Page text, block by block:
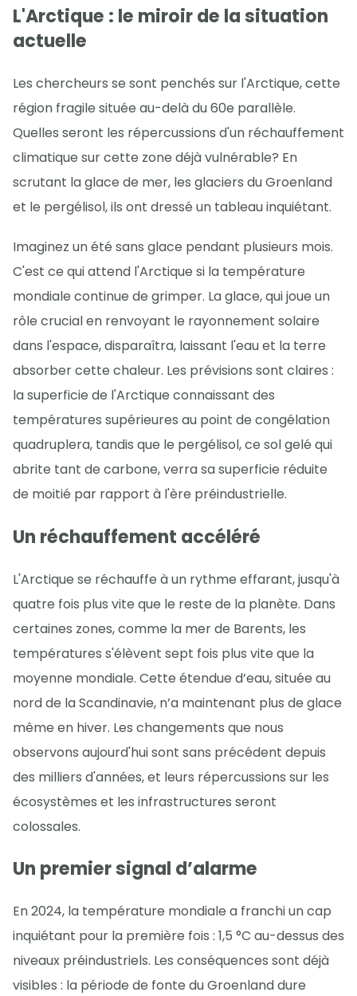
L'Arctique : le miroir de la situation
actuelle
Les chercheurs se sont penchés sur l'Arctique, cette
région fragile située au-delà du 60e parallèle.
Quelles seront les répercussions d'un réchauffement
climatique sur cette zone déjà vulnérable? En
scrutant la glace de mer, les glaciers du Groenland
et le pergélisol, ils ont dressé un tableau inquiétant.
Imaginez un été sans glace pendant plusieurs mois.
C'est ce qui attend l'Arctique si la température
mondiale continue de grimper. La glace, qui joue un
rôle crucial en renvoyant le rayonnement solaire
dans l'espace, disparaîtra, laissant l'eau et la terre
absorber cette chaleur. Les prévisions sont claires :
la superficie de l'Arctique connaissant des
températures supérieures au point de congélation
quadruplera, tandis que le pergélisol, ce sol gelé qui
abrite tant de carbone, verra sa superficie réduite
de moitié par rapport à l'ère préindustrielle.
Un réchauffement accéléré
L'Arctique se réchauffe à un rythme effarant, jusqu'à
quatre fois plus vite que le reste de la planète. Dans
certaines zones, comme la mer de Barents, les
températures s'élèvent sept fois plus vite que la
moyenne mondiale. Cette étendue d’eau, située au
nord de la Scandinavie, n’a maintenant plus de glace
même en hiver. Les changements que nous
observons aujourd'hui sont sans précédent depuis
des milliers d'années, et leurs répercussions sur les
écosystèmes et les infrastructures seront
colossales.
Un premier signal d’alarme
En 2024, la température mondiale a franchi un cap
inquiétant pour la première fois : 1,5 °C au-dessus des
niveaux préindustriels. Les conséquences sont déjà
visibles : la période de fonte du Groenland dure